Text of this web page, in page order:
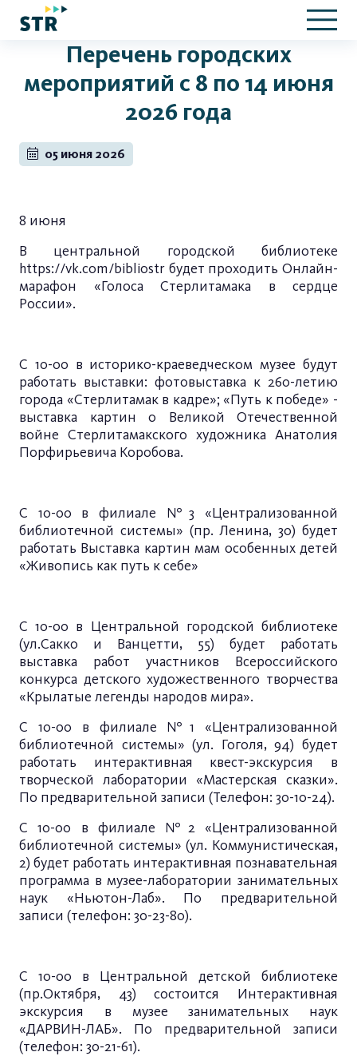
Перечень городских
мероприятий с 8 по 14 июня
2026 года
05 июня 2026
8 июня
В центральной городской библиотеке
https://vk.com/bibliostr будет проходить Онлайн-
марафон «Голоса Стерлитамака в сердце
России».
С 10-00 в историко-краеведческом музее будут
работать выставки: фотовыставка к 260-летию
города «Стерлитамак в кадре»; «Путь к победе» -
выставка картин о Великой Отечественной
войне Стерлитамакского художника Анатолия
Порфирьевича Коробова.
С 10-00 в филиале №3 «Централизованной
библиотечной системы» (пр. Ленина, 30) будет
работать Выставка картин мам особенных детей
«Живопись как путь к себе»
С 10-00 в Центральной городской библиотеке
(ул.Сакко и Ванцетти, 55) будет работать
выставка работ участников Всероссийского
конкурса детского художественного творчества
«Крылатые легенды народов мира».
С 10-00 в филиале №1 «Централизованной
библиотечной системы» (ул. Гоголя, 94) будет
работать интерактивная квест-экскурсия в
творческой лаборатории «Мастерская сказки».
По предварительной записи (Телефон: 30-10-24).
С 10-00 в филиале №2 «Централизованной
библиотечной системы» (ул. Коммунистическая,
2) будет работать интерактивная познавательная
программа в музее-лаборатории занимательных
наук «Ньютон-Лаб». По предварительной
записи (телефон: 30-23-80).
С 10-00 в Центральной детской библиотеке
(пр.Октября, 43) состоится Интерактивная
экскурсия в музее занимательных наук
«ДАРВИН-ЛАБ». По предварительной записи
(телефон: 30-21-61).